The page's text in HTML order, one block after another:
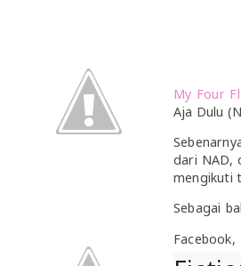
My Four
Aja Dulu
dari NAD,
mengikuti
Sebagai